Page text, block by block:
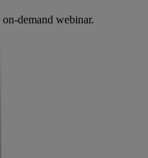
demand webinar.